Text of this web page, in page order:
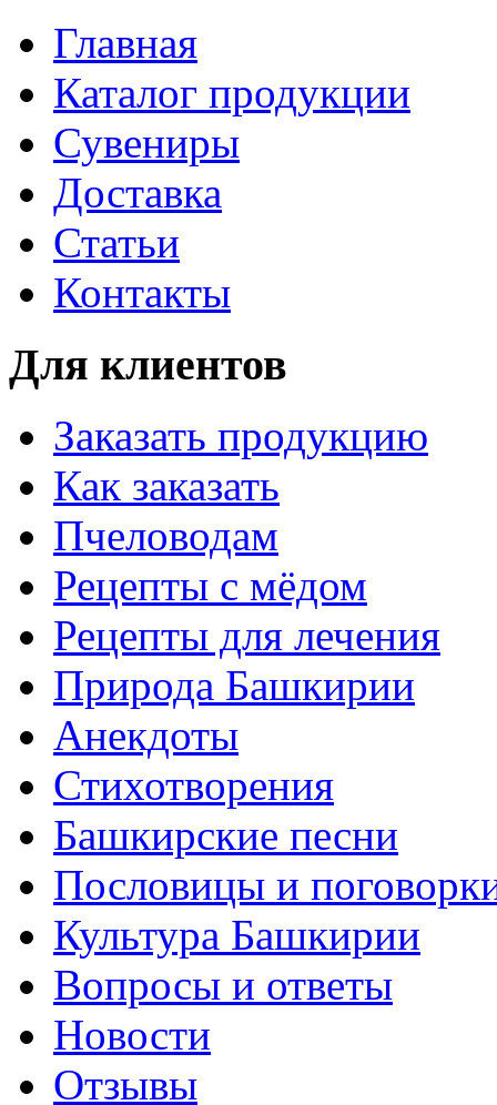
Главная
Каталог продукции
Сувениры
Доставка
Статьи
Контакты
Для клиентов
Заказать продукцию
Как заказать
Пчеловодам
Рецепты с мёдом
Рецепты для лечения
Природа Башкирии
Анекдоты
Стихотворения
Башкирские песни
Пословицы и
Культура Башкирии
Вопросы и ответы
Новости
Отзывы